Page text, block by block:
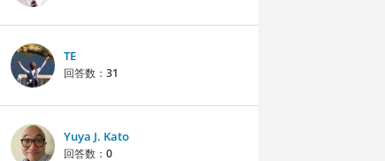
TE
回答数： 31
Yuya J. Kato
回答数： 0